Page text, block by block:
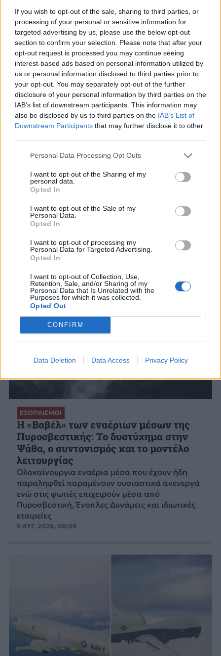
If you wish to opt-out of the sale, sharing to third parties, or
processing of your personal or sensitive information for
targeted advertising by us, please use the below opt-out
section to confirm your selection. Please note that after your
opt-out request is processed you may continue seeing
interest-based ads based on personal information utilized by
us or personal information disclosed to third parties prior to
your opt-out. You may separately opt-out of the further
disclosure of your personal information by third parties on the
IAB’s list of downstream participants. This information may
also be disclosed by us to third parties on the IAB’s List of
Downstream Participants that may further disclose it to other
Personal Data Processing Opt Outs
I want to opt-out of the Sharing of my
personal data.
Opted In
I want to opt-out of the Sale of my
Personal Data.
Opted In
I want to opt-out of processing my
Personal Data for Targeted Advertising.
Opted In
I want to opt-out of Collection, Use,
Retention, Sale, and/or Sharing of my
Personal Data that Is Unrelated with the
Purposes for which it was collected.
Opted Out
CONFIRM
Data Deletion Data Access Privacy Policy
«επιτήδειο ουδέτερο» –
Συμμαχίες με Ισραήλ,
Ινδία και Εμιράτα
Σαουδική
Πακιστάν»
ΔΙΑΦΗΜΙΣΗ
ΣΧΕΤΙΚΑ ΑΡΘΡΑ
ΕΞΟΠΛΙΣΜΟΙ
H «Βαβέλ» των εναέριων μέσων της
Πυροσβεστικής: Το δυστύχημα στην
Ψάθα, ο συντονισμός και το μοντέλο
λειτουργίας
Ολοκαίνουργια εναέρια μέσα που έχουν ήδη
παραληφθεί παραμένουν ουσιαστικά ανενεργά
ενώ στις φωτιές επιχειρούν μέσα από
Πυροσβεστική, Ένοπλες Δυνάμεις και ιδιωτικές
εταιρείες
8 ΑΥΓ. 2026, 08:08